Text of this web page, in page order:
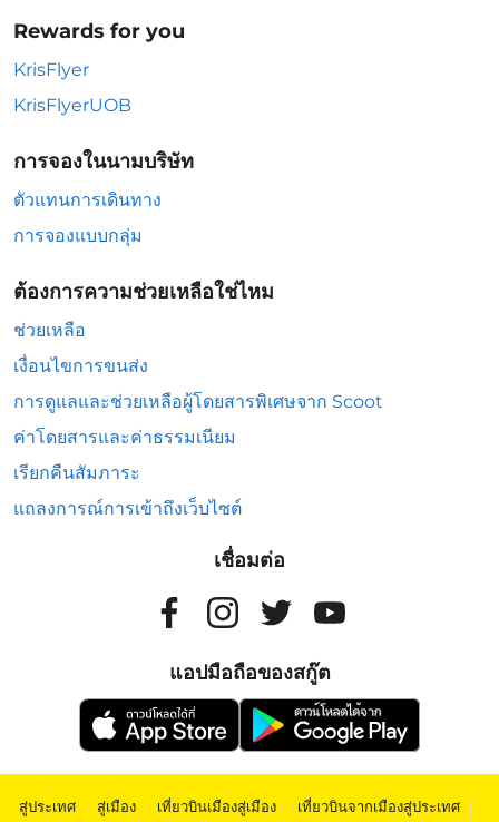
Rewards for you
KrisFlyer
KrisFlyerUOB
การจองในนามบริษัท
ตัวแทนการเดินทาง
การจองแบบกลุ่ม
ต้องการความช่วยเหลือใช่ไหม
ช่วยเหลือ
เงื่อนไขการขนส่ง
การดูแลและช่วยเหลือผู้โดยสารพิเศษจาก Scoot
ค่าโดยสารและค่าธรรมเนียม
เรียกคืนสัมภาระ
แถลงการณ์การเข้าถึงเว็บไซต์
เชื่อมต่อ
แอปมือถือของสกู๊ต
สู่ประเทศ | สู่เมือง | เที่ยวบินเมืองสู่เมือง | เที่ยวบินจากเมืองสู่ประเทศ |